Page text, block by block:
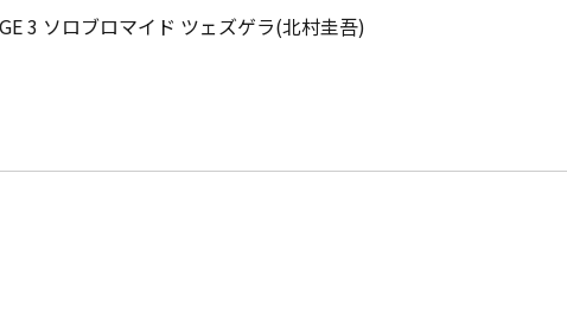
3 ソロブロマイド ツェズゲラ(北村圭吾)